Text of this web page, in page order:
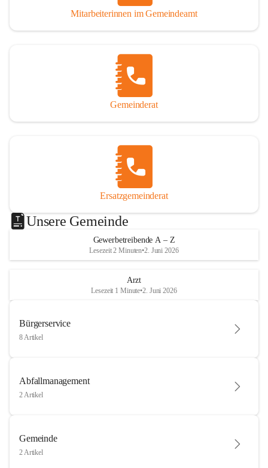
Mitarbeiterinnen im Gemeindeamt
Gemeinderat
Ersatzgemeinderat
Unsere Gemeinde
Gewerbetreibende A – Z
Lesezeit 2 Minuten•2. Juni 2026
Arzt
Lesezeit 1 Minute•2. Juni 2026
Bürgerservice
8 Artikel
Abfallmanagement
2 Artikel
Gemeinde
2 Artikel